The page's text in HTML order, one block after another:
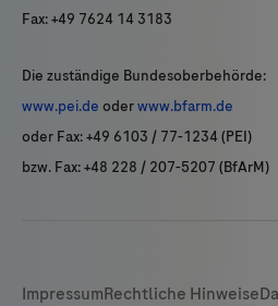
Fax: +49 7624 14 3183
Die zuständige Bundesoberbehörde:
www.pei.de oderwww.bfarm.de
oder Fax: +49 6103 / 77-1234 (PEI)
bzw. Fax: +48 228 / 207-5207 (BfArM)
ImpressumRechtliche Hinweise